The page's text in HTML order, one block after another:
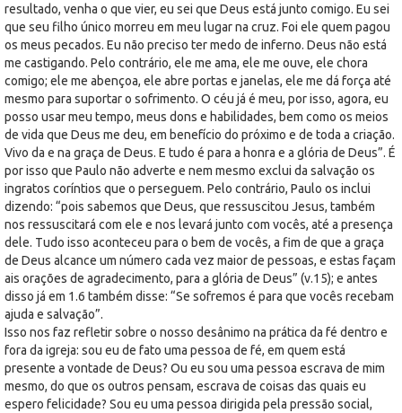
resultado, venha o que vier, eu sei que Deus está junto comigo. Eu sei
que seu filho único morreu em meu lugar na cruz. Foi ele quem pagou
os meus pecados. Eu não preciso ter medo de inferno. Deus não está
me castigando. Pelo contrário, ele me ama, ele me ouve, ele chora
comigo; ele me abençoa, ele abre portas e janelas, ele me dá força até
mesmo para suportar o sofrimento. O céu já é meu, por isso, agora, eu
posso usar meu tempo, meus dons e habilidades, bem como os meios
de vida que Deus me deu, em benefício do próximo e de toda a criação.
Vivo da e na graça de Deus. E tudo é para a honra e a glória de Deus”. É
por isso que Paulo não adverte e nem mesmo exclui da salvação os
ingratos coríntios que o perseguem. Pelo contrário, Paulo os inclui
dizendo: “pois sabemos que Deus, que ressuscitou Jesus, também
nos ressuscitará com ele e nos levará junto com vocês, até a presença
dele. Tudo isso aconteceu para o bem de vocês, a fim de que a graça
de Deus alcance um número cada vez maior de pessoas, e estas façam
ais orações de agradecimento, para a glória de Deus” (v.15); e antes
disso já em 1.6 também disse: “Se sofremos é para que vocês recebam
ajuda e salvação”.
Isso nos faz refletir sobre o nosso desânimo na prática da fé dentro e
fora da igreja: sou eu de fato uma pessoa de fé, em quem está
presente a vontade de Deus? Ou eu sou uma pessoa escrava de mim
mesmo, do que os outros pensam, escrava de coisas das quais eu
espero felicidade? Sou eu uma pessoa dirigida pela pressão social,